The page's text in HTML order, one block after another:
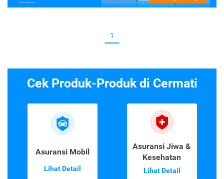
1
Cek Produk-Produk di Cermati
Asuransi Mobil
Lihat Detail
Asuransi Jiwa &
Kesehatan
Lihat Detail